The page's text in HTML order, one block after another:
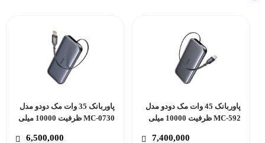
پاوربانک 45 وات مک دودو مدل
MC-592 ظرفیت 10000 میلی
7,400,000
پاوربانک 35 وات مک دودو مدل
MC-0730 ظرفیت 10000 میلی
6,500,000